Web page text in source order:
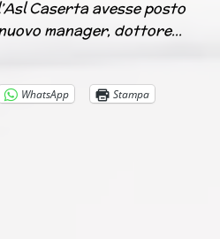
Caserta avesse posto
manager, dottore…
WhatsApp Stampa